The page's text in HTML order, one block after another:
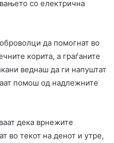
со електрична
да помогнат во
корита, а граѓаните
веднаш да ги напуштат
помош од надлежните
дека врнежите
во текот на денот и утре,